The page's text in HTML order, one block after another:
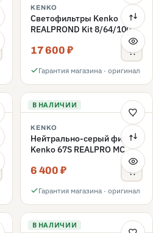
KENKO
Светофильтры Kenko
REALPROND Kit 8/64/1000
17 600 ₽
Гарантия магазина · оригинал
В НАЛИЧИИ
KENKO
Нейтрально-серый фильтр
Kenko 67S REALPRO MC
6 400 ₽
Гарантия магазина · оригинал
В НАЛИЧИИ